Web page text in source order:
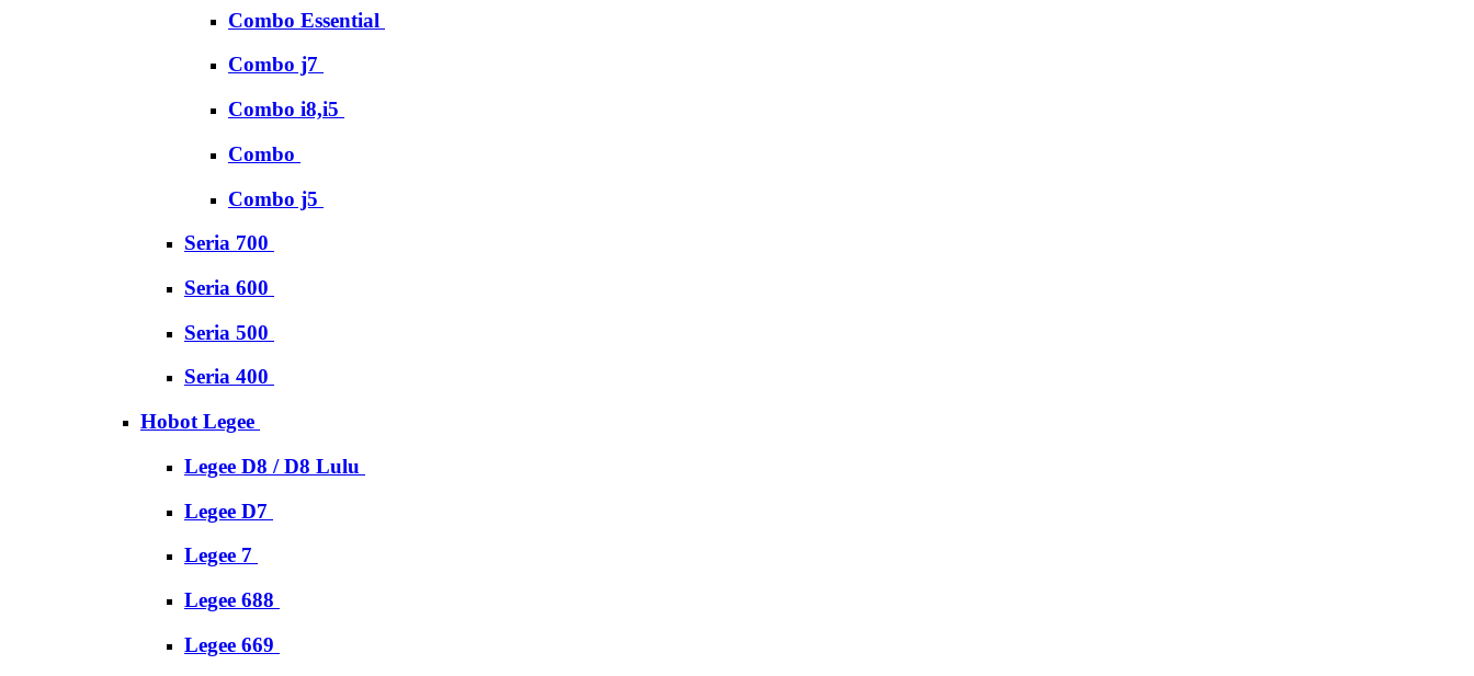
Combo Essential
Combo j7
Combo i8,i5
Combo
Combo j5
Seria 700
Seria 600
Seria 500
Seria 400
Hobot Legee
Legee D8 / D8 Lulu
Legee D7
Legee 7
Legee 688
Legee 669